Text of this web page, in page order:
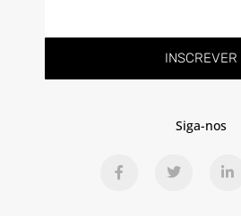
INSCREVER
Siga-nos